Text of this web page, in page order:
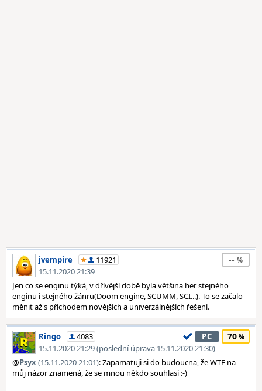
jvempire
11921
15.11.2020 21:39
--
Jen co se enginu týká, v dřívější době byla většina her stejného
enginu i stejného žánru(Doom engine, SCUMM, SCI...). To se začalo
měnit až s příchodem novějších a univerzálnějších řešení.
Ringo
4083
15.11.2020 21:29 (poslední úprava 15.11.2020 21:30)
PC 70
@Psyx(15.11.2020 21:01): Zapamatuji si do budoucna, že WTF na
můj názor znamená, že se mnou někdo souhlasí :-)